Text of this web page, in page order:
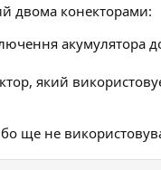
двома конекторами:
акумулятора
який
ще не